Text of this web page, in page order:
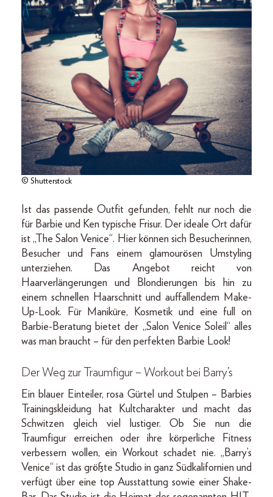
© Shutterstock
Ist das passende Outfit gefunden, fehlt nur noch die
für Barbie und Ken typische Frisur. Der ideale Ort dafür
ist „The Salon Venice“. Hier können sich Besucherinnen,
Besucher und Fans einem glamourösen Umstyling
unterziehen. Das Angebot reicht von
Haarverlängerungen und Blondierungen bis hin zu
einem schnellen Haarschnitt und auffallendem Make-
Up-Look. Für Maniküre, Kosmetik und eine full on
Barbie-Beratung bietet der „Salon Venice Soleil“ alles
was man braucht – für den perfekten Barbie Look!
Der Weg zur Traumfigur – Workout bei Barry’s
Ein blauer Einteiler, rosa Gürtel und Stulpen – Barbies
Trainingskleidung hat Kultcharakter und macht das
Schwitzen gleich viel lustiger. Ob Sie nun die
Traumfigur erreichen oder ihre körperliche Fitness
verbessern wollen, ein Workout schadet nie. „Barry’s
Venice“ ist das größte Studio in ganz Südkalifornien und
verfügt über eine top Ausstattung sowie einer Shake-